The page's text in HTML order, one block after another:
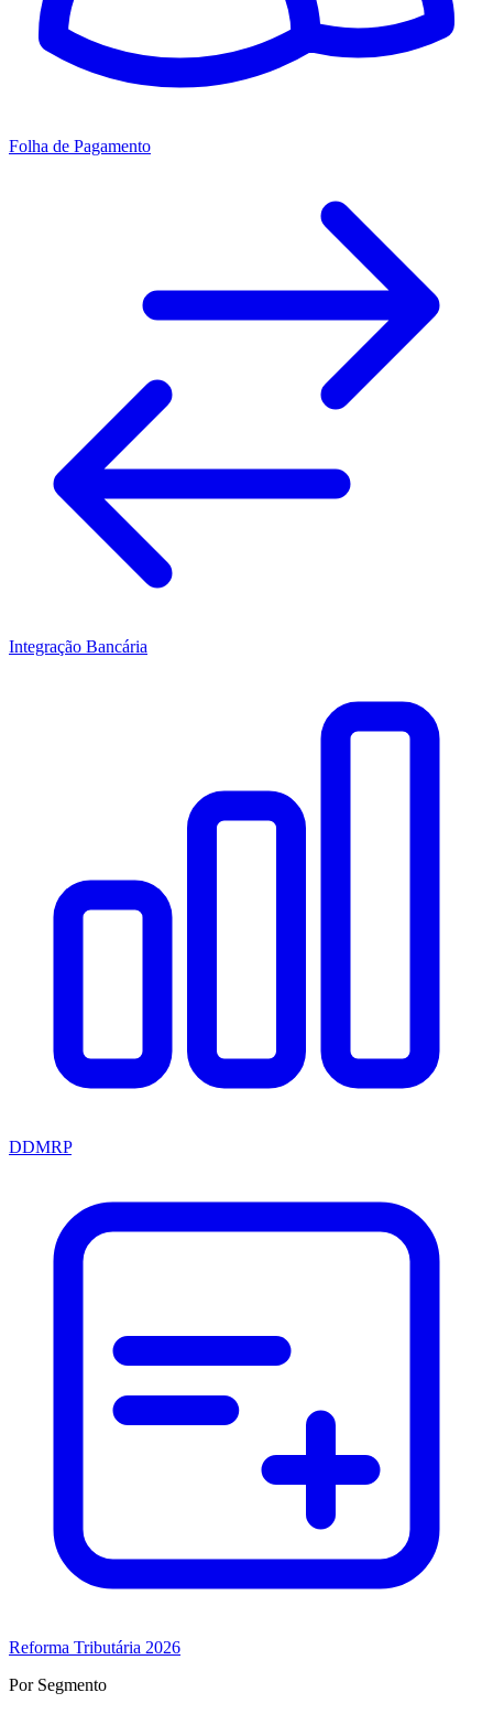
Folha de Pagamento
Integração Bancária
DDMRP
Reforma Tributária 2026
Por Segmento